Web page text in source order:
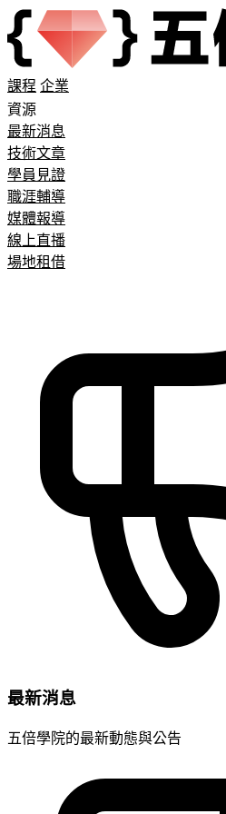
課程 企業
資源
最新消息
技術文章
學員見證
職涯輔導
媒體報導
線上直播
場地租借
最新消息
五倍學院的最新動態與公告